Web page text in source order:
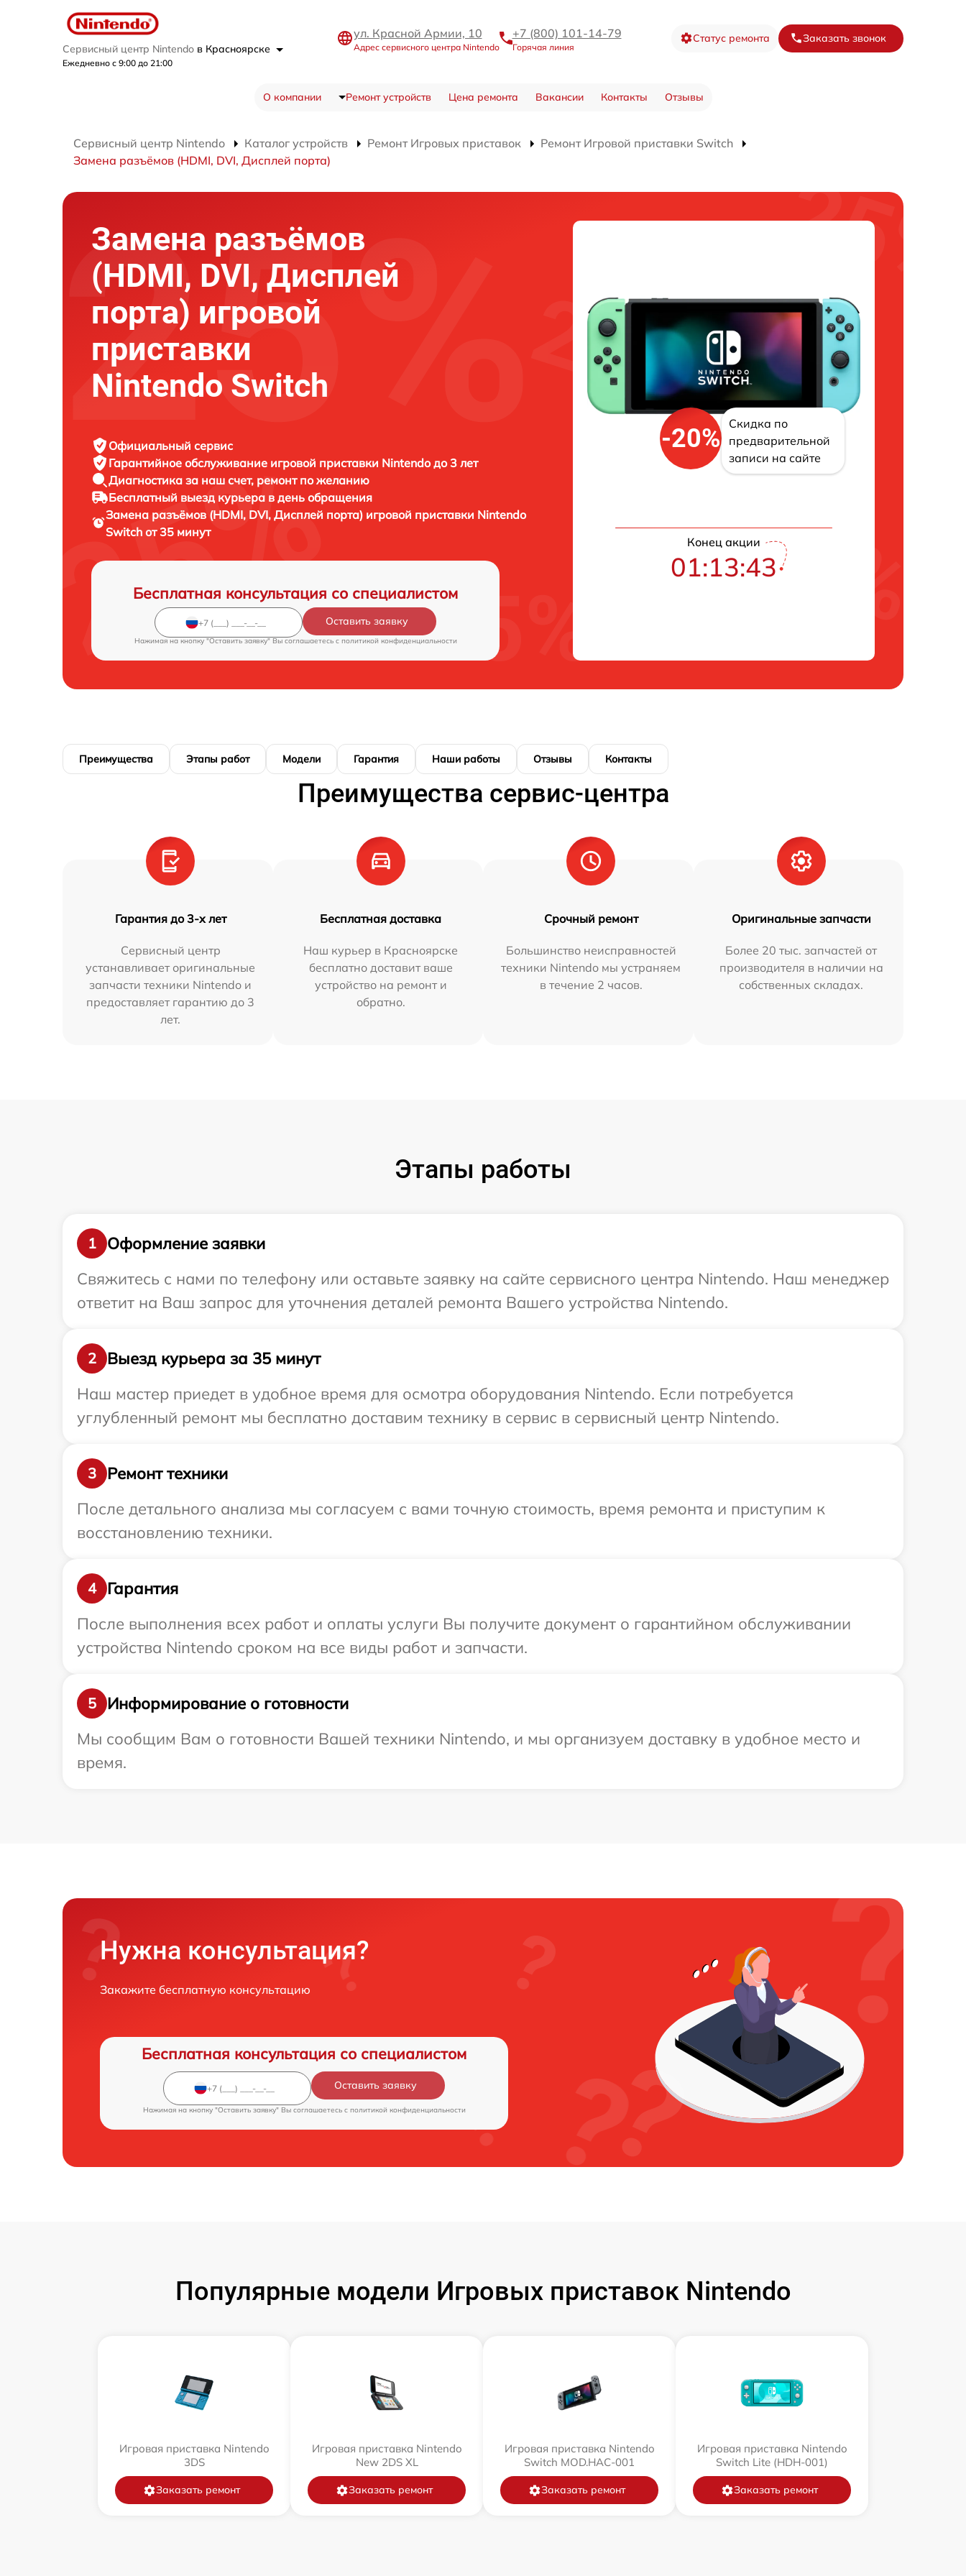
Сервисный центр Nintendo в Красноярске
Ежедневно с 9:00 до 21:00
ул. Красной Армии, 10
Адрес сервисного центра Nintendo
+7 (800) 101-14-79
Горячая линия
Статус ремонта Заказать звонок
О компании Ремонт устройств Цена ремонта Вакансии Контакты Отзывы
Сервисный центр Nintendo Каталог устройств Ремонт Игровых приставок
Ремонт Игровой приставки Switch
Замена разъёмов (HDMI, DVI, Дисплей порта)
Замена разъёмов
(HDMI, DVI, Дисплей
порта) игровой
приставки
Nintendo Switch
Официальный сервис
Гарантийное обслуживание игровой приставки Nintendo до 3 лет
Диагностика за наш счет, ремонт по желанию
Бесплатный выезд курьера в день обращения
Замена разъёмов (HDMI, DVI, Дисплей порта) игровой приставки Nintendo
Switch от 35 минут
Бесплатная консультация со специалистом
Оставить заявку
Нажимая на кнопку "Оставить заявку" Вы соглашаетесь c политикой конфиденциальности
-20%
Скидка по
предварительной
записи на сайте
Конец акции
01:13:42
Преимущества Этапы работ Модели Гарантия Наши работы Отзывы Контакты
Преимущества сервис-центра
Гарантия до 3-х лет
Сервисный центр
устанавливает оригинальные
запчасти техники Nintendo и
предоставляет гарантию до 3
лет.
Бесплатная доставка
Наш курьер в Красноярске
бесплатно доставит ваше
устройство на ремонт и
обратно.
Срочный ремонт
Большинство неисправностей
техники Nintendo мы устраняем
в течение 2 часов.
Оригинальные запчасти
Более 20 тыс. запчастей от
производителя в наличии на
собственных складах.
Этапы работы
1
Оформление заявки
Свяжитесь с нами по телефону или оставьте заявку на сайте сервисного центра Nintendo. Наш менеджер
ответит на Ваш запрос для уточнения деталей ремонта Вашего устройства Nintendo.
2
Выезд курьера за 35 минут
Наш мастер приедет в удобное время для осмотра оборудования Nintendo. Если потребуется
углубленный ремонт мы бесплатно доставим технику в сервис в сервисный центр Nintendo.
3
Ремонт техники
После детального анализа мы согласуем с вами точную стоимость, время ремонта и приступим к
восстановлению техники.
4
Гарантия
После выполнения всех работ и оплаты услуги Вы получите документ о гарантийном обслуживании
устройства Nintendo сроком на все виды работ и запчасти.
5
Информирование о готовности
Мы сообщим Вам о готовности Вашей техники Nintendo, и мы организуем доставку в удобное место и
время.
Нужна консультация?
Закажите бесплатную консультацию
Бесплатная консультация со специалистом
Оставить заявку
Нажимая на кнопку "Оставить заявку" Вы соглашаетесь c политикой конфиденциальности
Популярные модели Игровых приставок Nintendo
Игровая приставка Nintendo
3DS
Заказать ремонт
Игровая приставка Nintendo
New 2DS XL
Заказать ремонт
Игровая приставка Nintendo
Switch MOD.HAC-001
Заказать ремонт
Игровая приставка Nintendo
Switch Lite (HDH-001)
Заказать ремонт